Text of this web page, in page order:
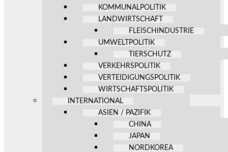
KOMMUNALPOLITIK
LANDWIRTSCHAFT
FLEISCHINDUSTRIE
UMWELTPOLITIK
TIERSCHUTZ
VERKEHRSPOLITIK
VERTEIDIGUNGSPOLITIK
WIRTSCHAFTSPOLITIK
INTERNATIONAL
ASIEN / PAZIFIK
CHINA
JAPAN
NORDKOREA